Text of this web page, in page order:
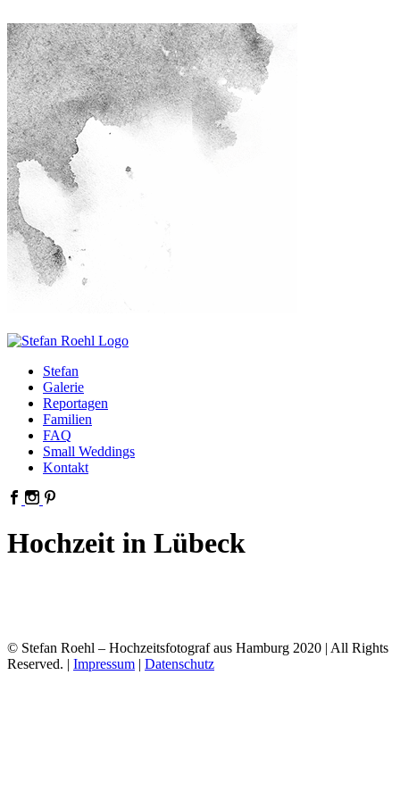
Stefan
Galerie
Reportagen
Familien
FAQ
Small Weddings
Kontakt
Hochzeit in Lübeck
© Stefan Roehl – Hochzeitsfotograf aus Hamburg 2020 | All Rights
Reserved. | Impressum | Datenschutz